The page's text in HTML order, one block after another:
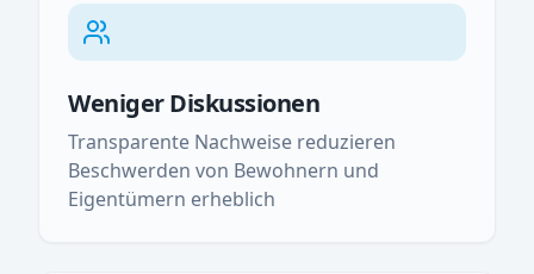
Weniger Diskussionen
Transparente Nachweise reduzieren
Beschwerden von Bewohnern und
Eigentümern erheblich